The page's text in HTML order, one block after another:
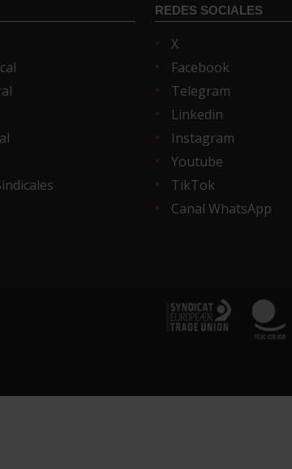
REDES SOCIALES
X
Facebook
Telegram
Linkedin
Instagram
Youtube
TikTok
Canal WhatsApp